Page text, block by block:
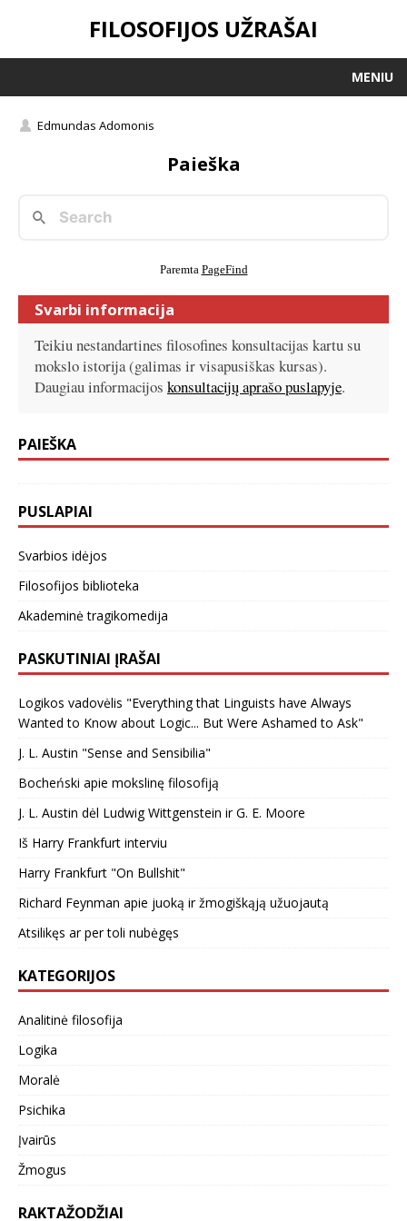
FILOSOFIJOS UŽRAŠAI
MENIU
Edmundas Adomonis
Paieška
Paremta PageFind
Svarbi informacija
Teikiu nestandartines filosofines konsultacijas kartu su
mokslo istorija (galimas ir visapusiškas kursas).
Daugiau informacijos konsultacijų aprašo puslapyje.
PAIEŠKA
PUSLAPIAI
Svarbios idėjos
Filosofijos biblioteka
Akademinė tragikomedija
PASKUTINIAI ĮRAŠAI
Logikos vadovėlis "Everything that Linguists have Always
Wanted to Know about Logic... But Were Ashamed to Ask"
J. L. Austin "Sense and Sensibilia"
Bocheński apie mokslinę filosofiją
J. L. Austin dėl Ludwig Wittgenstein ir G. E. Moore
Iš Harry Frankfurt interviu
Harry Frankfurt "On Bullshit"
Richard Feynman apie juoką ir žmogiškąją užuojautą
Atsilikęs ar per toli nubėgęs
KATEGORIJOS
Analitinė filosofija
Logika
Moralė
Psichika
Įvairūs
Žmogus
RAKTAŽODŽIAI